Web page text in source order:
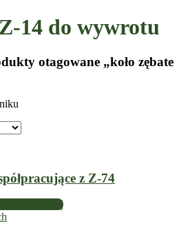
14 do wywrotu
otagowane „koło zębate
z Z-74
się więcej